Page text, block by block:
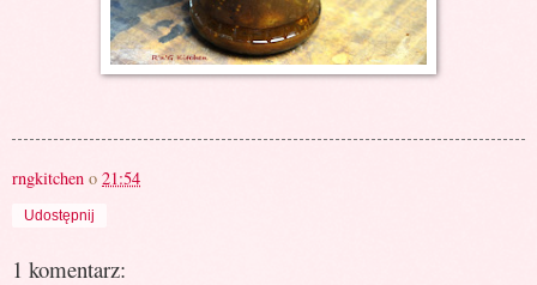
rngkitchen o 21:54
Udostępnij
1 komentarz: